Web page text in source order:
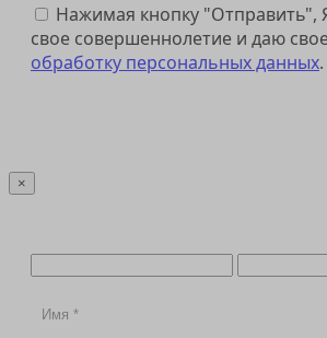
Нажимая кнопку "Отправить",
свое совершеннолетие и даю
обработку персональных данных.
×